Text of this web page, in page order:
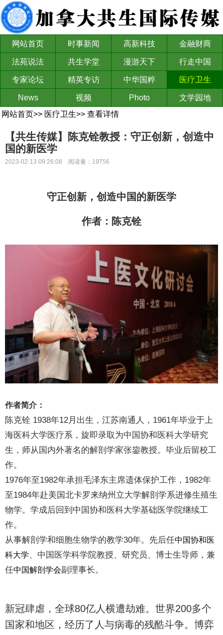
网站首页 时事新闻 高新科技 金融财商
法苑说法 共生学堂 漫游天下 行走中国
专家论坛 精英专访 中华国粹 医疗卫生
News 视频 Photo
文学园地
网站首页>> 医疗卫生>> 查看详情
【共生传媒】陈克铨教授：守正创新，创造中
国的新医学
2023-02-13 09:26:08 阅读量：19756
守正创新，创造中国的新医学
作者：陈克铨
作者简介：
陈克铨 1938年12月出生，江苏南通人，1961年毕业于上
海医科大学医疗系，旋即录取为中国协和医科大学研究
生，师从国内外著名的解剖学家张鋆教授。毕业后留校工
作。
1976年至1982年承担毛泽东主席遗体保护工作，1982年
至1984年赴美国北卡罗来纳州立大学解剖学系进修生殖生
物学。学成后回到中国协和医科大学基础医学院继续工
作。
从事解剖学和细胞生物学的教学30年。先后任中国协和医
科大学、中国医学科学院教授、研究员、博士生导师，兼
任中国解剖学会副理事长。
新冠肆虐，全球80亿人横遭劫难。世界200多个
国家和地区，经历了人与病毒的残酷斗争。博弈